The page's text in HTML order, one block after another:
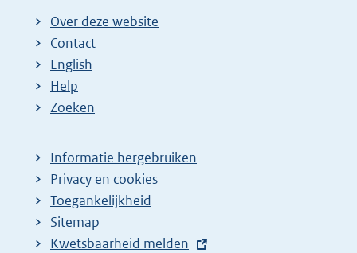
Over deze website
Contact
English
Help
Zoeken
Informatie hergebruiken
Privacy en cookies
Toegankelijkheid
Sitemap
E
Kwetsbaarheid melden